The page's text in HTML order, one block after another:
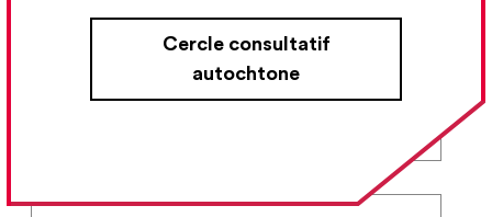
Cercle consultatif
autochtone